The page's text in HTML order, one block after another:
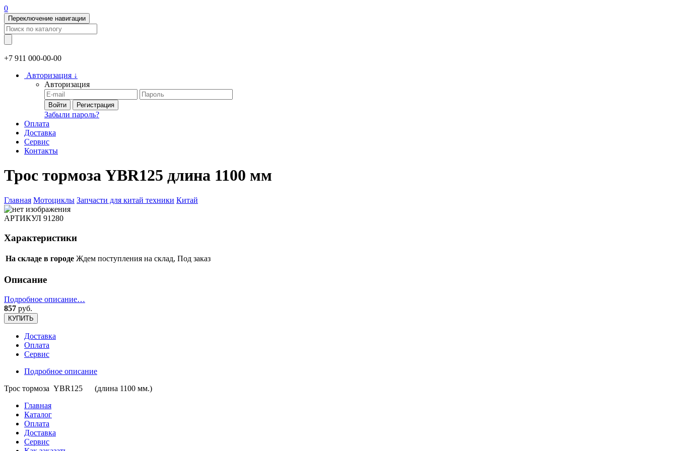
0
Переключение навигации
+7 911 000-00-00
Авторизация ↓
Авторизация
Войти Регистрация
Забыли пароль?
Оплата
Доставка
Сервис
Контакты
Трос тормоза YBR125 длина 1100 мм
Главная Мотоциклы Запчасти для китай техники Китай
АРТИКУЛ 91280
Характеристики
На складе в городе Ждем поступления на склад, Под заказ
Описание
Подробное описание…
857 руб.
КУПИТЬ
Доставка
Оплата
Сервис
Подробное описание
Трос тормоза YBR125 (длина 1100 мм.)
Главная
Каталог
Оплата
Доставка
Сервис